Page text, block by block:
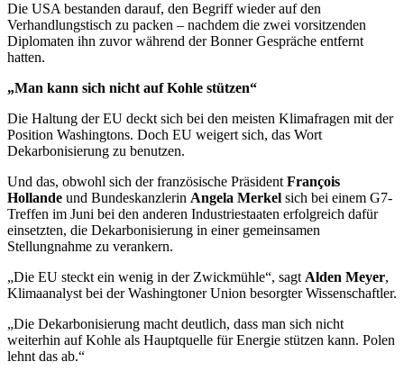
Die USA bestanden darauf, den Begriff wieder auf den
Verhandlungstisch zu packen – nachdem die zwei vorsitzenden
Diplomaten ihn zuvor während der Bonner Gespräche entfernt
hatten.
„Man kann sich nicht auf Kohle stützen“
Die Haltung der EU deckt sich bei den meisten Klimafragen mit der
Position Washingtons. Doch EU weigert sich, das Wort
Dekarbonisierung zu benutzen.
Und das, obwohl sich der französische Präsident François
Hollande und Bundeskanzlerin Angela Merkel sich bei einem G7-
Treffen im Juni bei den anderen Industriestaaten erfolgreich dafür
einsetzten, die Dekarbonisierung in einer gemeinsamen
Stellungnahme zu verankern.
„Die EU steckt ein wenig in der Zwickmühle“, sagt Alden Meyer,
Klimaanalyst bei der Washingtoner Union besorgter Wissenschaftler.
„Die Dekarbonisierung macht deutlich, dass man sich nicht
weiterhin auf Kohle als Hauptquelle für Energie stützen kann. Polen
lehnt das ab.“